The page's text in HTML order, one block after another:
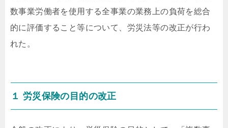
数事業労働者を使用する全事業の業務上の負荷を総合
的に評価すること等について、労災法等の改正が行わ
れた。
１ 労災保険の目的の改正